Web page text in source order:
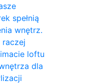
spełnią
wnętrz.
loftu
dla